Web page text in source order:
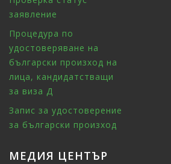
заявление
Процедура по
удостоверяване на
български произход на
лица, кандидатстващи
за виза Д
Запис за удостоверение
за български произход
МЕДИЯ ЦЕНТЪР